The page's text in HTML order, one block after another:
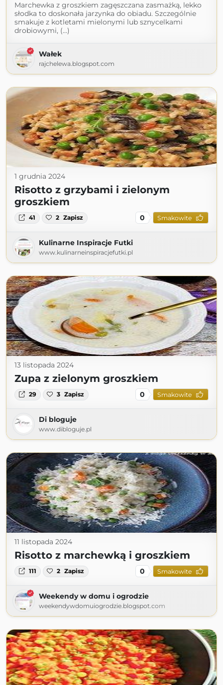
Marchewka z groszkiem zagęszczana zasmażką, lekko
słodka to doskonała jarzynka do obiadu. Szczególnie
smakuje z kotletami mielonymi lub sznycelkami
drobiowymi, (...)
Wałek
rajchelewa.blogspot.com
1 grudnia 2024
Risotto z grzybami i zielonym
groszkiem
41 2 Zapisz 0 Smakowite
Kulinarne Inspiracje Futki
www.kulinarneinspiracjefutki.pl
13 listopada 2024
Zupa z zielonym groszkiem
29 3 Zapisz 0 Smakowite
Di bloguje
www.dibloguje.pl
11 listopada 2024
Risotto z marchewką i groszkiem
111 2 Zapisz 0 Smakowite
Weekendy w domu i ogrodzie
weekendywdomuiogrodzie.blogspot.com